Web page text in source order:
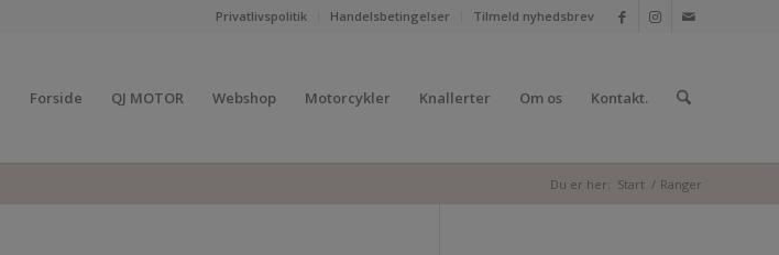
Privatlivspolitik Handelsbetingelser Tilmeld nyhedsbrev
Forside QJ MOTOR Webshop Motorcykler Knallerter Om os Kontakt.
Du er her: Start / Ranger